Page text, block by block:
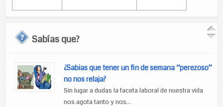
Sabías que?
¿Sabias que tener un fin de semana “perezoso”
no nos relaja?
Sin lugar a dudas la faceta laboral de nuestra vida
nos agota tanto y nos...